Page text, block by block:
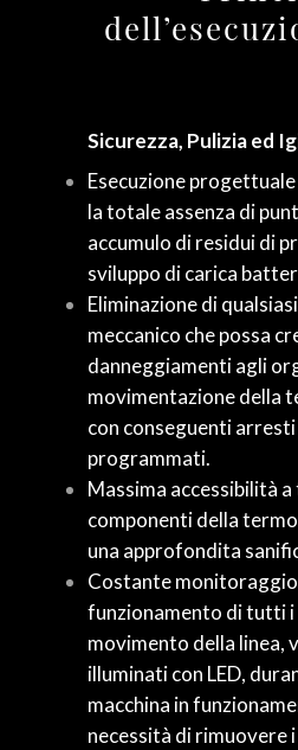
Sicurezza, Pulizia ed
Esecuzione
la totale assenza di
accumulo di residui di
sviluppo di carica
Eliminazione di
meccanico che possa
danneggiamenti agli
movimentazione della
con conseguenti arresti
programmati.
Massima accessibilità
componenti della
una approfondita
Costante
funzionamento di tutti i
movimento della linea,
illuminati con LED,
macchina in
necessità di rimuovere